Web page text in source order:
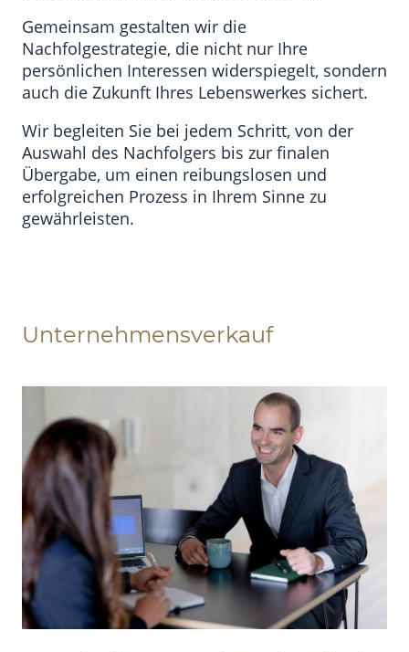
Gemeinsam gestalten wir die
Nachfolgestrategie, die nicht nur Ihre
persönlichen Interessen widerspiegelt, sondern
auch die Zukunft Ihres Lebenswerkes sichert.
Wir begleiten Sie bei jedem Schritt, von der
Auswahl des Nachfolgers bis zur finalen
Übergabe, um einen reibungslosen und
erfolgreichen Prozess in Ihrem Sinne zu
gewährleisten.
Unternehmensverkauf